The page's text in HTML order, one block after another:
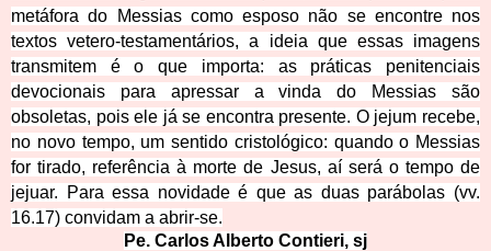
metáfora do Messias como esposo não se encontre nos
textos vetero-testamentários, a ideia que essas imagens
transmitem é o que importa: as práticas penitenciais
devocionais para apressar a vinda do Messias são
obsoletas, pois ele já se encontra presente. O jejum recebe,
no novo tempo, um sentido cristológico: quando o Messias
for tirado, referência à morte de Jesus, aí será o tempo de
jejuar. Para essa novidade é que as duas parábolas (vv.
16.17) convidam a abrir-se.
Pe. Carlos Alberto Contieri, sj